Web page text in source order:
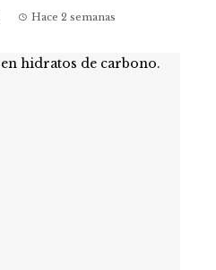
Hace 2 semanas